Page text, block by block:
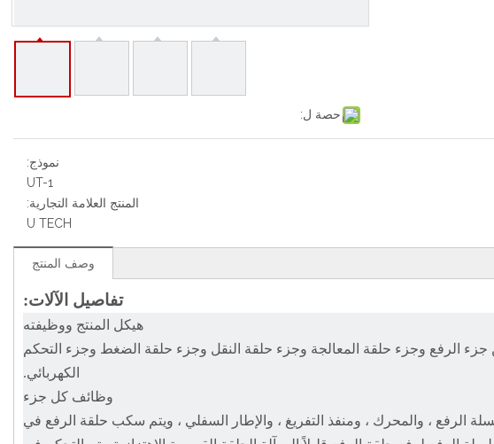
حصة ل:
نموذج:
UT-1
المنتج العلامة التجارية:
U TECH
وصف المنتج
تفاصيل الآلات:
هيكل المنتج ووظيفته
جزء الرفع وجزء حلقة المعالجة وجزء حلقة النقل وجزء حلقة الضغط وجزء التحكم
الكهربائي.
وظائف كل جزء
الرفع ، والمحرك ، ومنفذ التفريغ ، والإطار السفلي ، ويتم سكب حلقة الرفع في